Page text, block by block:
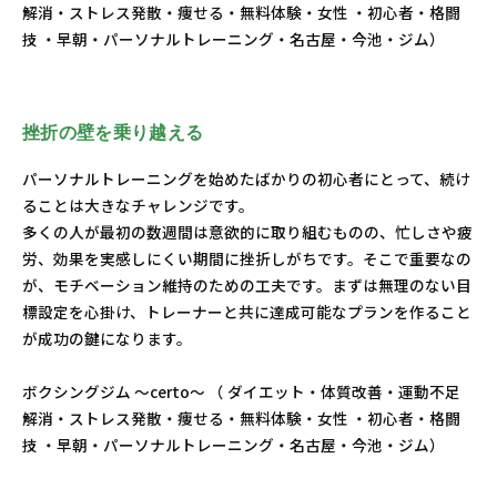
解消・ストレス発散・痩せる・無料体験・女性 ・初心者・格闘
技 ・早朝・パーソナルトレーニング・名古屋・今池・ジム）
挫折の壁を乗り越える
パーソナルトレーニングを始めたばかりの初心者にとって、続け
ることは大きなチャレンジです。
多くの人が最初の数週間は意欲的に取り組むものの、忙しさや疲
労、効果を実感しにくい期間に挫折しがちです。そこで重要なの
が、モチベーション維持のための工夫です。まずは無理のない目
標設定を心掛け、トレーナーと共に達成可能なプランを作ること
が成功の鍵になります。
ボクシングジム ～certo～ （ ダイエット・体質改善・運動不足
解消・ストレス発散・痩せる・無料体験・女性 ・初心者・格闘
技 ・早朝・パーソナルトレーニング・名古屋・今池・ジム）